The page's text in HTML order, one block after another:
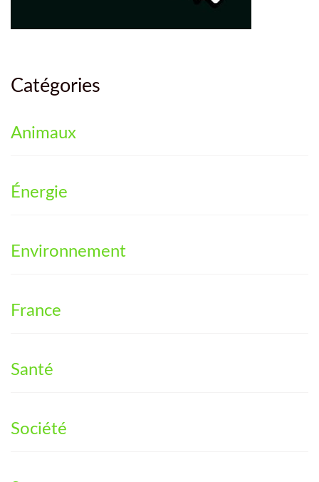
Catégories
Animaux
Énergie
Environnement
France
Santé
Société